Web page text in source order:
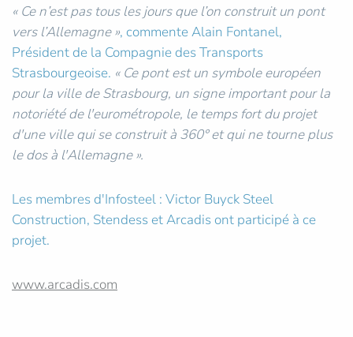
« Ce n’est pas tous les jours que l’on construit un pont
vers l’Allemagne », commente Alain Fontanel,
Président de la Compagnie des Transports
Strasbourgeoise. « Ce pont est un symbole européen
pour la ville de Strasbourg, un signe important pour la
notoriété de l'eurométropole, le temps fort du projet
d'une ville qui se construit à 360° et qui ne tourne plus
le dos à l'Allemagne ».
Les membres d'Infosteel : Victor Buyck Steel
Construction, Stendess et Arcadis ont participé à ce
projet.
www.arcadis.com